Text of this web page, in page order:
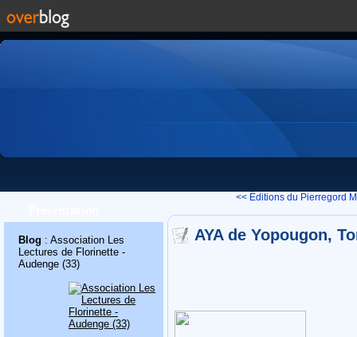
Blog : Association Les
Lectures de Florinette -
Audenge (33)
<< Éditions du Pierregord
AYA de Yopougon,